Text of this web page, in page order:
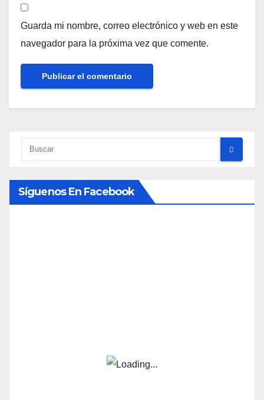
Guarda mi nombre, correo electrónico y web en este
navegador para la próxima vez que comente.
Síguenos En Facebook